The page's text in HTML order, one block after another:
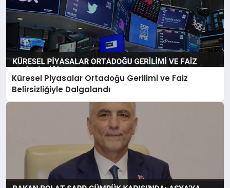
Küresel Piyasalar Ortadoğu Gerilimi ve Faiz
Belirsizliğiyle Dalgalandı